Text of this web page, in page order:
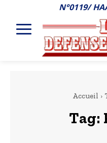
N°0119/
Accueil
Tag: